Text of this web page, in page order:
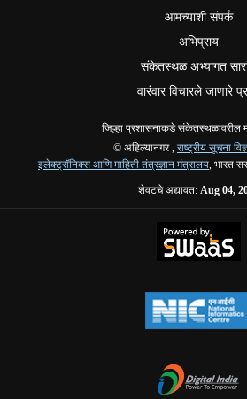
आमच्याशी संपर्क
अभिप्राय
संकेतस्थळ अभ्यागत
वारंवार विचारले जाणारे
जिल्हा प्रशासनाकडे संकेतस्थळावरील
© अहिल्यानगर , राष्ट्रीय सूचना
इलेक्ट्रॉनिक्स आणि माहिती तंत्रज्ञान मंत्रालय, भारत
शेवटचे अद्यावत: Aug 04,